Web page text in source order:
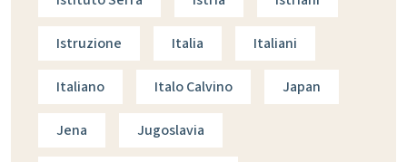
Istruzione Italia Italiani
Italiano Italo Calvino Japan
Jena Jugoslavia